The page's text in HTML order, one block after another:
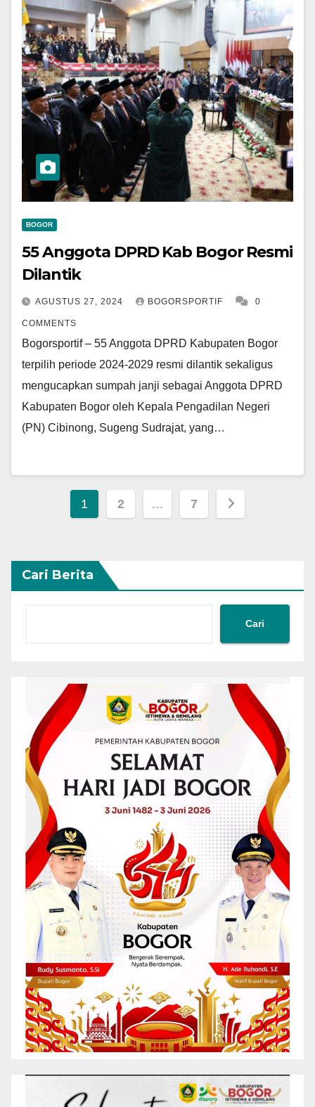
BOGOR
55 Anggota DPRD Kab Bogor Resmi
Dilantik
AGUSTUS 27, 2024 BOGORSPORTIF 0
COMMENTS
Bogorsportif – 55 Anggota DPRD Kabupaten Bogor
terpilih periode 2024-2029 resmi dilantik sekaligus
mengucapkan sumpah janji sebagai Anggota DPRD
Kabupaten Bogor oleh Kepala Pengadilan Negeri
(PN) Cibinong, Sugeng Sudrajat, yang…
Navigasi
1 2 … 7
Cari Berita
Cari